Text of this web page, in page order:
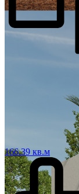
166.39 кв.м